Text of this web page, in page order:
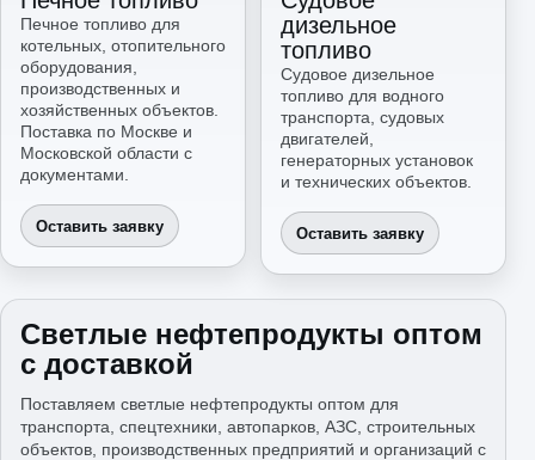
Печное топливо для
котельных, отопительного
оборудования,
производственных и
хозяйственных объектов.
Поставка по Москве и
Московской области с
документами.
Оставить заявку
дизельное
топливо
Судовое дизельное
топливо для водного
транспорта, судовых
двигателей,
генераторных установок
и технических объектов.
Оставить заявку
Светлые нефтепродукты оптом
с доставкой
Поставляем светлые нефтепродукты оптом для
транспорта, спецтехники, автопарков, АЗС, строительных
объектов, производственных предприятий и организаций с